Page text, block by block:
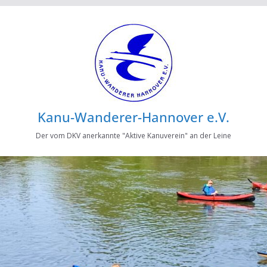
Kanu-Wanderer-Hannover e.V.
Der vom DKV anerkannte "Aktive Kanuverein" an der Leine